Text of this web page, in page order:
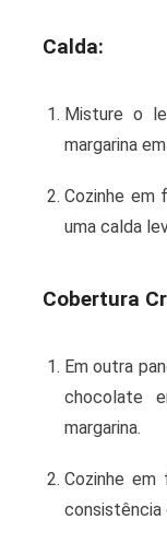
Calda:
Misture o
margarina
Cozinhe em
uma calda
Cobertura
Em outra
chocolate
margarina.
Cozinhe em
consistência